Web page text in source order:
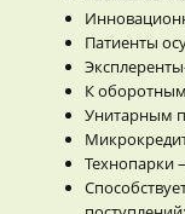
Патиенты
К
Унитарным
Технопарки